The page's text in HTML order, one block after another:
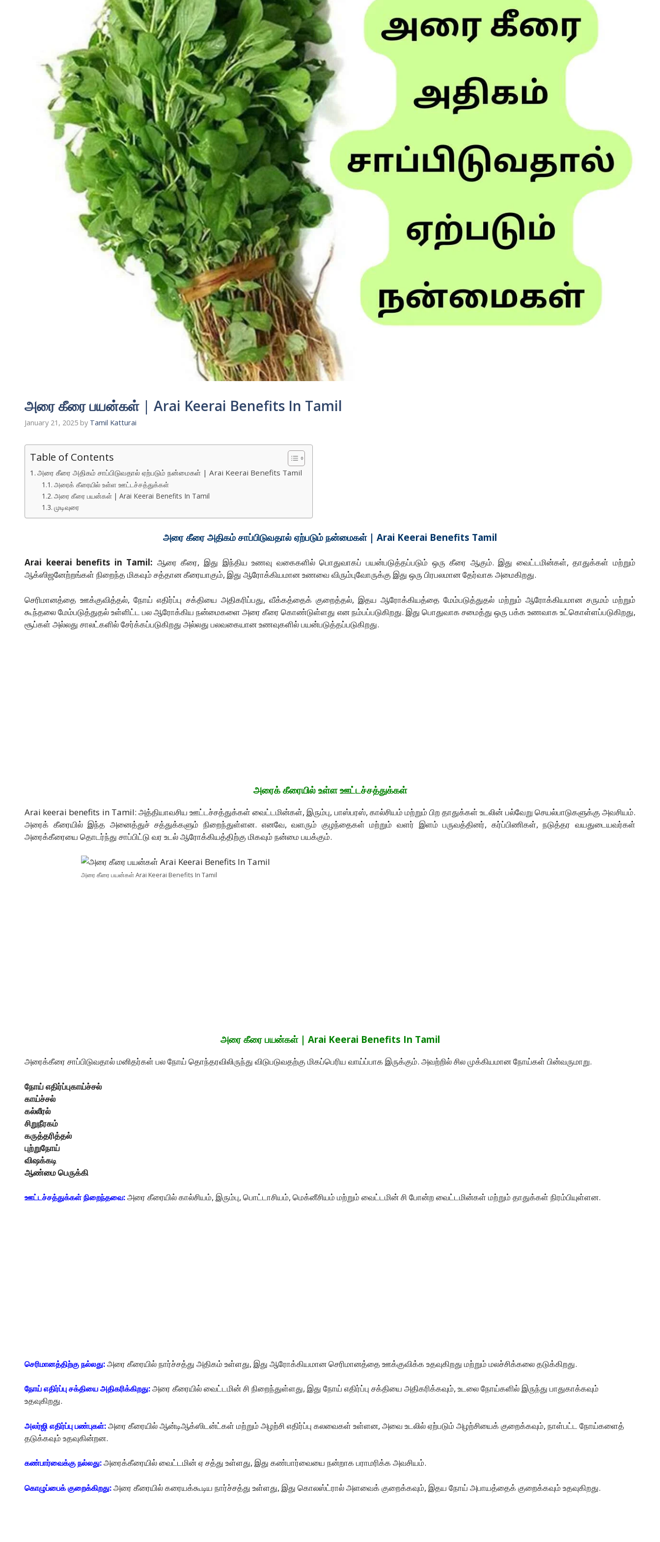
அரை கீரை பயன்கள் | Arai Keerai Benefits In Tamil
January 21, 2025 by Tamil Katturai
Table of Contents
அரை கீரை அதிகம் சாப்பிடுவதால் ஏற்படும் நன்மைகள் | Arai Keerai Benefits Tamil
அரைக் கீரையில் உள்ள ஊட்டச்சத்துக்கள்
அரை கீரை பயன்கள் | Arai Keerai Benefits In Tamil
முடிவுரை
அரை கீரை அதிகம் சாப்பிடுவதால் ஏற்படும் நன்மைகள் | Arai Keerai Benefits Tamil
Arai keerai benefits in Tamil: ஆரை கீரை, இது இந்திய உணவு வகைகளில் பொதுவாகப் பயன்படுத்தப்படும் ஒரு கீரை ஆகும். இது வைட்டமின்கள், தாதுக்கள் மற்றும்
ஆக்ஸிஜனேற்றங்கள் நிறைந்த மிகவும் சத்தான கீரையாகும், இது ஆரோக்கியமான உணவை விரும்புவோருக்கு இது ஒரு பிரபலமான தேர்வாக அமைகிறது.
செரிமானத்தை ஊக்குவித்தல், நோய் எதிர்ப்பு சக்தியை அதிகரிப்பது, வீக்கத்தைக் குறைத்தல், இதய ஆரோக்கியத்தை மேம்படுத்துதல் மற்றும் ஆரோக்கியமான சருமம் மற்றும்
கூந்தலை மேம்படுத்துதல் உள்ளிட்ட பல ஆரோக்கிய நன்மைகளை அரை கீரை கொண்டுள்ளது என நம்பப்படுகிறது. இது பொதுவாக சமைத்து ஒரு பக்க உணவாக உட்கொள்ளப்படுகிறது,
சூப்கள் அல்லது சாலட்களில் சேர்க்கப்படுகிறது அல்லது பலவகையான உணவுகளில் பயன்படுத்தப்படுகிறது.
அரைக் கீரையில் உள்ள ஊட்டச்சத்துக்கள்
Arai keerai benefits in Tamil: அத்தியாவசிய ஊட்டச்சத்துக்கள் வைட்டமின்கள், இரும்பு, பாஸ்பரஸ், கால்சியம் மற்றும் பிற தாதுக்கள் உடலின் பல்வேறு செயல்பாடுகளுக்கு அவசியம்.
அரைக் கீரையில் இந்த அனைத்துச் சத்துக்களும் நிறைந்துள்ளன. எனவே, வளரும் குழந்தைகள் மற்றும் வளர் இளம் பருவத்தினர், கர்ப்பிணிகள், நடுத்தர வயதுடையவர்கள்
அரைக்கீரையை தொடர்ந்து சாப்பிட்டு வர உடல் ஆரோக்கியத்திற்கு மிகவும் நன்மை பயக்கும்.
அரை கீரை பயன்கள் Arai Keerai Benefits In Tamil
அரை கீரை பயன்கள் | Arai Keerai Benefits In Tamil
அரைக்கீரை சாப்பிடுவதால் மனிதர்கள் பல நோய் தொந்தரவிலிருந்து விடுபடுவதற்கு மிகப்பெரிய வாய்ப்பாக இருக்கும். அவற்றில் சில முக்கியமான நோய்கள் பின்வருமாறு.
நோய் எதிர்ப்புகாய்ச்சல்
காய்ச்சல்
கல்லீரல்
சிறுநீரகம்
கருத்தரித்தல்
புற்றுநோய்
விஷக்கடி
ஆண்மை பெருக்கி
ஊட்டச்சத்துக்கள் நிறைந்தவை:அரை கீரையில் கால்சியம், இரும்பு, பொட்டாசியம், மெக்னீசியம் மற்றும் வைட்டமின் சி போன்ற வைட்டமின்கள் மற்றும் தாதுக்கள் நிரம்பியுள்ளன.
செரிமானத்திற்கு நல்லது:அரை கீரையில் நார்ச்சத்து அதிகம் உள்ளது, இது ஆரோக்கியமான செரிமானத்தை ஊக்குவிக்க உதவுகிறது மற்றும் மலச்சிக்கலை தடுக்கிறது.
நோய் எதிர்ப்பு சக்தியை அதிகரிக்கிறது:அரை கீரையில் வைட்டமின் சி நிறைந்துள்ளது, இது நோய் எதிர்ப்பு சக்தியை அதிகரிக்கவும், உடலை நோய்களில் இருந்து பாதுகாக்கவும்
உதவுகிறது.
அலர்ஜி எதிர்ப்பு பண்புகள்:அரை கீரையில் ஆன்டிஆக்ஸிடன்ட்கள் மற்றும் அழற்சி எதிர்ப்பு கலவைகள் உள்ளன, அவை உடலில் ஏற்படும் அழற்சியைக் குறைக்கவும், நாள்பட்ட நோய்களைத்
தடுக்கவும் உதவுகின்றன.
கண்பார்வைக்கு நல்லது:அரைக்கீரையில் வைட்டமின் ஏ சத்து உள்ளது, இது கண்பார்வையை நன்றாக பராமரிக்க அவசியம்.
கொழுப்பைக் குறைக்கிறது:அரை கீரையில் கரையக்கூடிய நார்ச்சத்து உள்ளது, இது கொலஸ்ட்ரால் அளவைக் குறைக்கவும், இதய நோய் அபாயத்தைக் குறைக்கவும் உதவுகிறது.